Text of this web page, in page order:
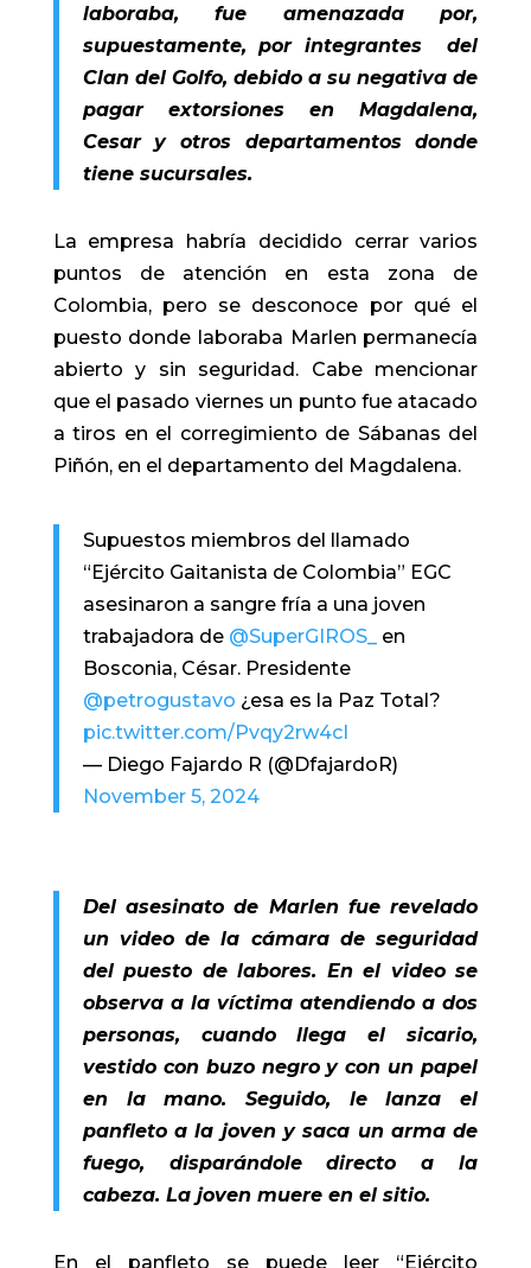
laboraba, fue amenazada por,
supuestamente, por integrantes del
Clan del Golfo, debido a su negativa de
pagar extorsiones en Magdalena,
Cesar y otros departamentos donde
tiene sucursales.
La empresa habría decidido cerrar varios
puntos de atención en esta zona de
Colombia, pero se desconoce por qué el
puesto donde laboraba Marlen permanecía
abierto y sin seguridad. Cabe mencionar
que el pasado viernes un punto fue atacado
a tiros en el corregimiento de Sábanas del
Piñón, en el departamento del Magdalena.
Supuestos miembros del llamado
“Ejército Gaitanista de Colombia” EGC
asesinaron a sangre fría a una joven
trabajadora de @SuperGIROS_
en
Bosconia, César. Presidente
@petrogustavo ¿esa es la Paz Total?
pic.twitter.com/Pvqy2rw4cI
— Diego Fajardo R (@DfajardoR)
November 5, 2024
Del asesinato de Marlen fue revelado
un video de la cámara de seguridad
del puesto de labores. En el video se
observa a la víctima atendiendo a dos
personas, cuando llega el sicario,
vestido con buzo negro y con un papel
en la mano. Seguido, le lanza el
panfleto a la joven y saca un arma de
fuego, disparándole directo a la
cabeza. La joven muere en el sitio.
En el panfleto se puede leer “Ejército